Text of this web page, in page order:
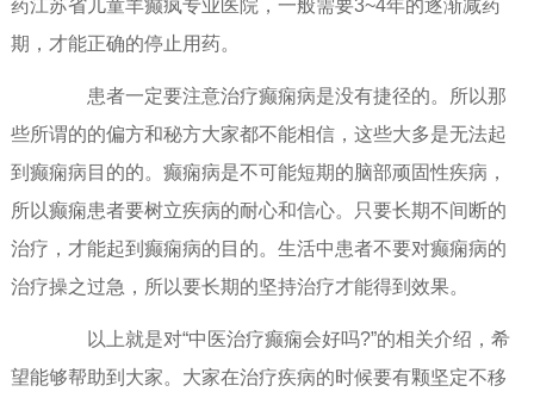
药江苏省儿童羊癫疯专业医院，一般需要3~4年的逐渐减药
期，才能正确的停止用药。
患者一定要注意治疗癫痫病是没有捷径的。所以那
些所谓的的偏方和秘方大家都不能相信，这些大多是无法起
到癫痫病目的的。癫痫病是不可能短期的脑部顽固性疾病，
所以癫痫患者要树立疾病的耐心和信心。只要长期不间断的
治疗，才能起到癫痫病的目的。生活中患者不要对癫痫病的
治疗操之过急，所以要长期的坚持治疗才能得到效果。
以上就是对“中医治疗癫痫会好吗?”的相关介绍，希
望能够帮助到大家。大家在治疗疾病的时候要有颗坚定不移